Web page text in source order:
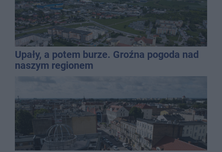
Upały, a potem burze. Groźna pogoda nad
naszym regionem